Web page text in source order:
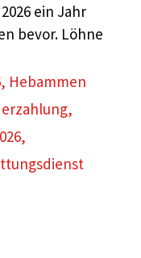
ein Jahr
bevor. Löhne
, Hebammen
,
,